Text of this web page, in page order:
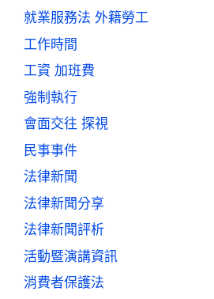
就業服務法 外籍勞工
工作時間
工資 加班費
強制執行
會面交往 探視
民事事件
法律新聞
法律新聞分享
法律新聞評析
活動暨演講資訊
消費者保護法